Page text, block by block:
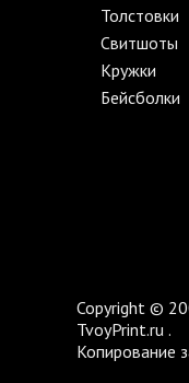
Толстовки
Свитшоты
Кружки
Бейсболки
Copyright ©
TvoyPrint.ru .
Копирование